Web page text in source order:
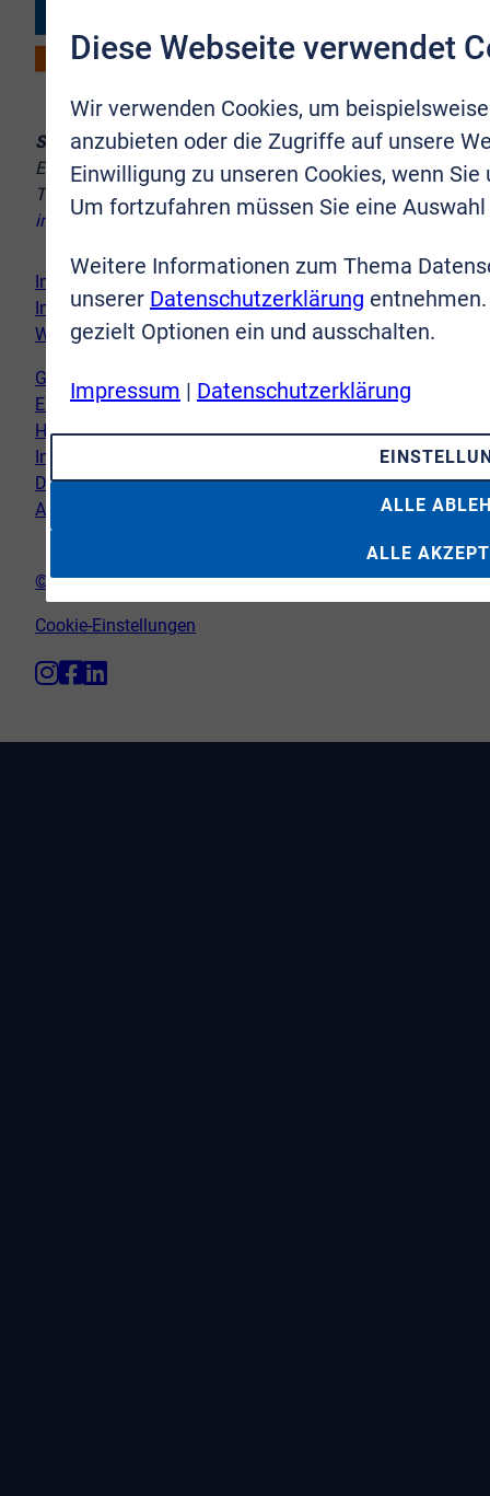
Sie erreichen uns:
Europaplatz 10–12, 53721 Siegburg
Telefon:
02241 9998-8
info@vr-immobilien-brs.de
Immobilie verkaufen
Immobilie kaufen
Wir vor Ort
Genderhinweis
Erklärung zur Barrierefreiheit
Hinweispflicht Newsletter
Impressum
Datenschutz
AGB
© VR-Immobilien Bonn Rhein-Sieg GmbH
Cookie-Einstellungen
Diese Webseite verwendet
Wir verwenden Cookies, um
anzubieten oder die Zugriffe auf unsere
Einwilligung zu unseren Cookies, wenn
Um fortzufahren müssen Sie eine
Weitere Informationen zum Thema
unserer Datenschutzerklärung
gezielt Optionen ein und ausschalten.
Impressum | Datenschutzerklärung
ALLE
ALLE